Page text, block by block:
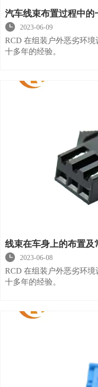
汽车线束布置过程中的

2023-06-09
RCD 在组装户外恶劣环
十多年的经验。
线束在车身上的布置及

2023-06-08
RCD 在组装户外恶劣环
十多年的经验。